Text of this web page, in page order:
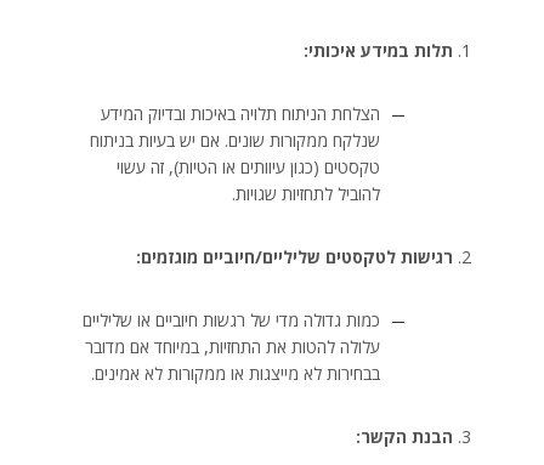
תלות במידע איכותי:
הצלחת הניתוח תלויה באיכות ובדיוק המידע
שנלקח ממקורות שונים. אם יש בעיות בניתוח
טקסטים (כגון עיוותים או הטיות), זה עשוי
להוביל לתחזיות שגויות.
רגישות לטקסטים שליליים/חיוביים מוגזמים:
כמות גדולה מדי של רגשות חיוביים או שליליים
עלולה להטות את התחזיות, במיוחד אם מדובר
בבחירות לא מייצגות או ממקורות לא אמינים.
הבנת הקשר: